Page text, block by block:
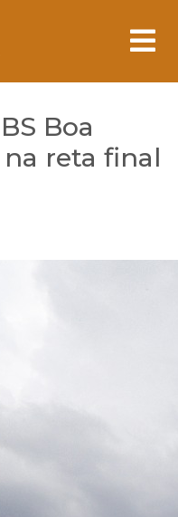
Boa
reta final